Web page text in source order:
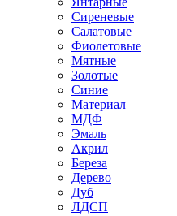
Сиреневые
Салатовые
Фиолетовые
Мятные
Золотые
Синие
Материал
МДФ
Эмаль
Акрил
Береза
Дерево
Дуб
ЛДСП